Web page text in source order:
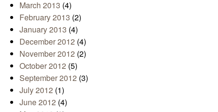
March 2013 (4)
February 2013 (2)
January 2013 (4)
December 2012 (4)
November 2012 (2)
October 2012 (5)
September 2012 (3)
July 2012 (1)
June 2012 (4)